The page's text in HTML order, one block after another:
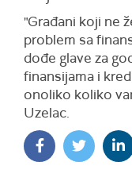
"Građani koji ne
problem sa
dođe glave za
finansijama i
onoliko koliko
Uzelac.